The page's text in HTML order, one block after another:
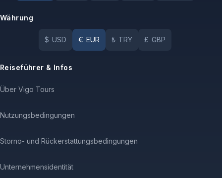
Währung
$ USD € EUR ₺ TRY £ GBP
Reiseführer & Infos
Über Vigo Tours
Nutzungsbedingungen
Storno- und Rückerstattungsbedingungen
Unternehmensidentität